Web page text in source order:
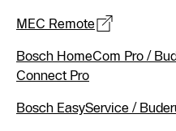
MEC Remote
Bosch HomeCom Pro /
Connect Pro
Bosch EasyService /